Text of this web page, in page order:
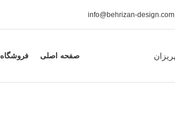
info@behrizan-design.com
صفحه اصلی فروشگاه